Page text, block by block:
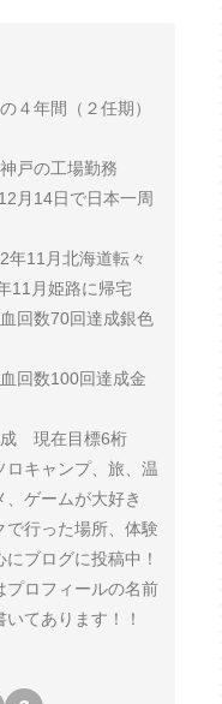
４年間（２任期）
戸の工場勤務
月14日で日本一周
11月北海道転々
11月姫路に帰宅
回数70回達成銀色
回数100回達成金
成 現在目標6桁
ロキャンプ、旅、温
ゲームが大好き
で行った場所、体験
ブログに投稿中！
プロフィールの名前
てあります！！